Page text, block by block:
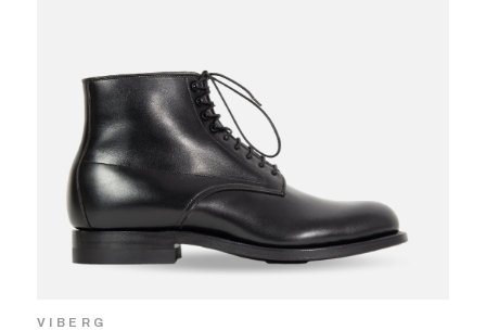
VIBERG